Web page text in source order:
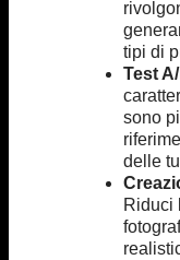
tipi di
Test
sono
delle
Riduci